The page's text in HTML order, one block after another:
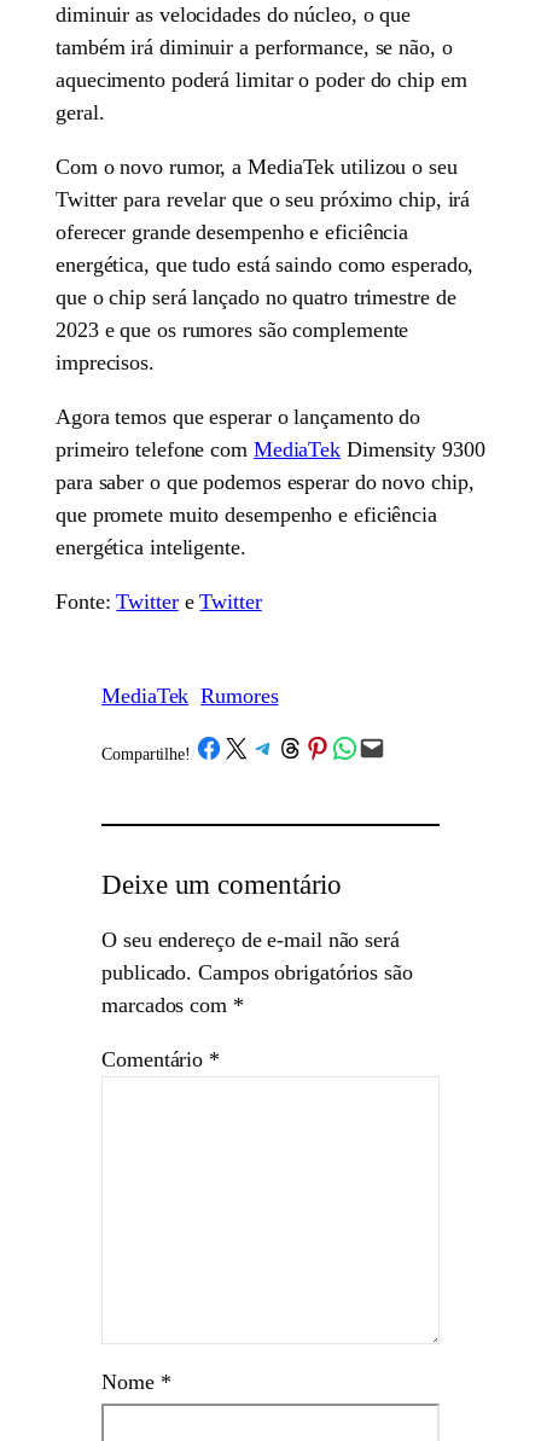
diminuir as velocidades do núcleo, o que
também irá diminuir a performance, se não, o
aquecimento poderá limitar o poder do chip em
geral.
Com o novo rumor, a MediaTek utilizou o seu
Twitter para revelar que o seu próximo chip, irá
oferecer grande desempenho e eficiência
energética, que tudo está saindo como esperado,
que o chip será lançado no quatro trimestre de
2023 e que os rumores são complemente
imprecisos.
Agora temos que esperar o lançamento do
primeiro telefone com MediaTek Dimensity 9300
para saber o que podemos esperar do novo chip,
que promete muito desempenho e eficiência
energética inteligente.
Fonte:TwittereTwitter
MediaTek Rumores
Compartilhe! /Share on Facebook
Share on X Share on Telegram
Share on Threads
Share on Pinterest
Share on WhatsApp
Email this Page
Deixe um comentário
O seu endereço de e-mail não será
publicado. Campos obrigatórios são
marcados com *
Comentário *
Nome *